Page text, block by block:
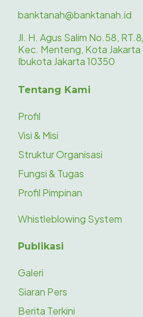
banktanah@banktanah.id
Jl. H. Agus Salim No.58,
Kec. Menteng, Kota Jakarta
Ibukota Jakarta 10350
Tentang Kami
Profil
Visi & Misi
Struktur Organisasi
Fungsi & Tugas
Profil Pimpinan
Whistleblowing System
Publikasi
Galeri
Siaran Pers
Berita Terkini